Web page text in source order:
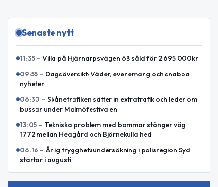
Senaste nytt
11:35 – Villa på Hjärnarpsvägen 68 såld för 2 695 000kr
09:55 – Dagsöversikt: Väder, evenemang och snabba
nyheter
06:30 – Skånetrafiken sätter in extratrafik och leder om
bussar under Malmöfestivalen
13:05 – Tekniska problem med bommar stänger väg
1772 mellan Heagård och Björnekulla hed
06:16 – Årlig trygghetsundersökning i polisregion Syd
startar i augusti